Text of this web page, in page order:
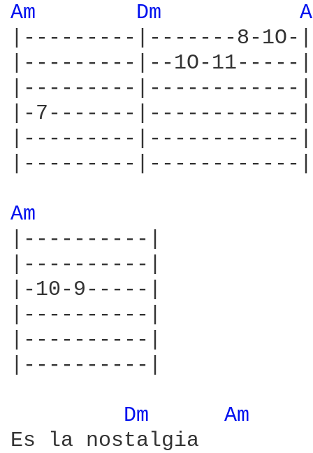
Am Dm
|---------|-------8-1O-
|---------|--1O-11-----
|---------
|-7-------
|---------
|---------
Am
|----------|
|----------|
|-10-9-----|
|----------|
|----------|
|----------|
Dm
Am
Es la nostalgia